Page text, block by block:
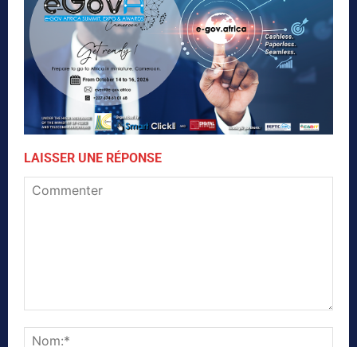
LAISSER UNE RÉPONSE